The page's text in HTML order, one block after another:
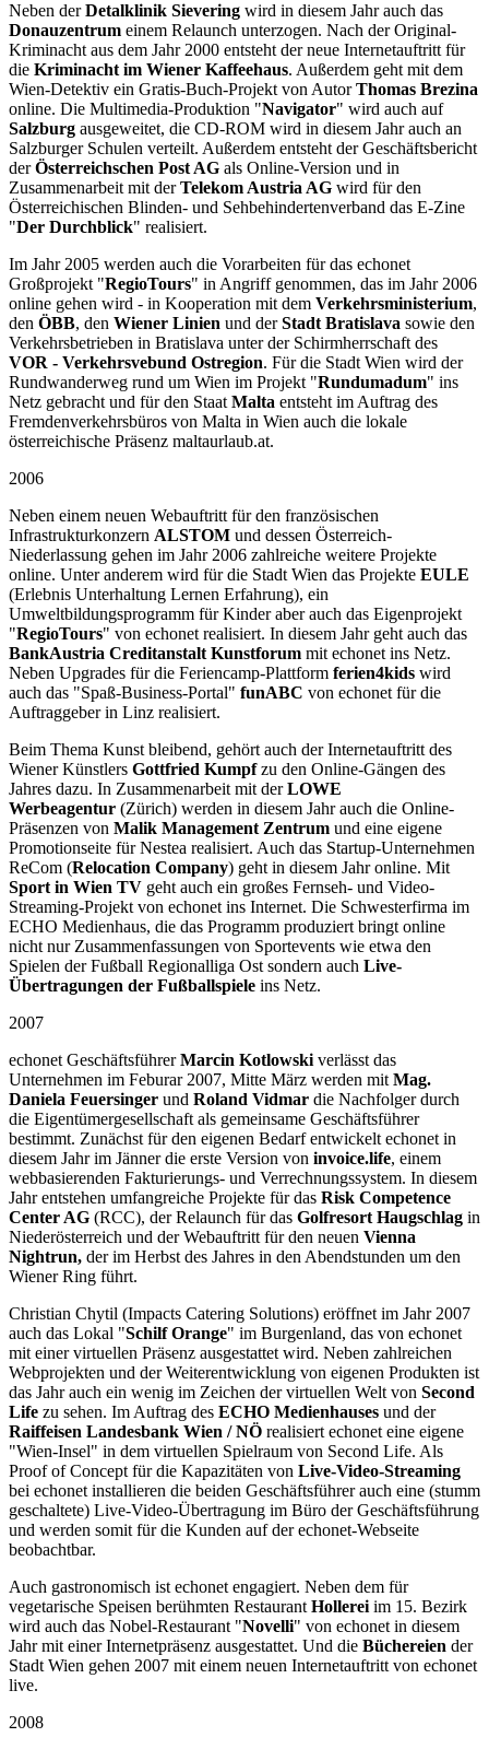
Neben derDetalklinik Sievering wird in diesem Jahr auch das
Donauzentrum einem Relaunch unterzogen. Nach der Original-
Kriminacht aus dem Jahr 2000 entsteht der neue Internetauftritt für
die Kriminacht im Wiener Kaffeehaus. Außerdem geht mit dem
Wien-Detektiv ein Gratis-Buch-Projekt von AutorThomas Brezina
online. Die Multimedia-Produktion "Navigator" wird auch auf
Salzburg ausgeweitet, die CD-ROM wird in diesem Jahr auch an
Salzburger Schulen verteilt. Außerdem entsteht der Geschäftsbericht
derÖsterreichschen Post AG als Online-Version und in
Zusammenarbeit mit derTelekom Austria AG wird für den
Österreichischen Blinden- und Sehbehindertenverband das E-Zine
"Der Durchblick" realisiert.
Im Jahr 2005 werden auch die Vorarbeiten für das echonet
Großprojekt "RegioTours" in Angriff genommen, das im Jahr 2006
online gehen wird - in Kooperation mit dem Verkehrsministerium,
den ÖBB, den Wiener Linien und derStadt Bratislava sowie den
Verkehrsbetrieben in Bratislava unter der Schirmherrschaft des
VOR - Verkehrsvebund Ostregion. Für die Stadt Wien wird der
Rundwanderweg rund um Wien im Projekt "Rundumadum" ins
Netz gebracht und für den Staat Malta entsteht im Auftrag des
Fremdenverkehrsbüros von Malta in Wien auch die lokale
österreichische Präsenz maltaurlaub.at.
2006
Neben einem neuen Webauftritt für den französischen
Infrastrukturkonzern ALSTOM und dessen Österreich-
Niederlassung gehen im Jahr 2006 zahlreiche weitere Projekte
online. Unter anderem wird für die Stadt Wien das Projekte EULE
(Erlebnis Unterhaltung Lernen Erfahrung), ein
Umweltbildungsprogramm für Kinder aber auch das Eigenprojekt
"RegioTours" von echonet realisiert. In diesem Jahr geht auch das
BankAustria Creditanstalt Kunstforum mit echonet ins Netz.
Neben Upgrades für die Feriencamp-Plattform ferien4kids wird
auch das "Spaß-Business-Portal" funABC von echonet für die
Auftraggeber in Linz realisiert.
Beim Thema Kunst bleibend, gehört auch der Internetauftritt des
Wiener Künstlers Gottfried Kumpfzu den Online-Gängen des
Jahres dazu. In Zusammenarbeit mit derLOWE
Werbeagentur (Zürich) werden in diesem Jahr auch die Online-
Präsenzen von Malik Management Zentrum und eine eigene
Promotionseite für Nestea realisiert. Auch das Startup-Unternehmen
ReCom (Relocation Company) geht in diesem Jahr online. Mit
Sport in Wien TV geht auch ein großes Fernseh- und Video-
Streaming-Projekt von echonet ins Internet. Die Schwesterfirma im
ECHO Medienhaus, die das Programm produziert bringt online
nicht nur Zusammenfassungen von Sportevents wie etwa den
Spielen der Fußball Regionalliga Ost sondern auch Live-
Übertragungen der Fußballspiele ins Netz.
2007
echonet GeschäftsführerMarcin Kotlowski verlässt das
Unternehmen im Feburar 2007, Mitte März werden mit Mag.
Daniela Feuersinger und Roland Vidmar die Nachfolger durch
die Eigentümergesellschaft als gemeinsame Geschäftsführer
bestimmt. Zunächst für den eigenen Bedarf entwickelt echonet in
diesem Jahr im Jänner die erste Version von invoice.life, einem
webbasierenden Fakturierungs- und Verrechnungssystem. In diesem
Jahr entstehen umfangreiche Projekte für das Risk Competence
Center AG (RCC), der Relaunch für das Golfresort Haugschlag in
Niederösterreich und der Webauftritt für den neuen Vienna
Nightrun, der im Herbst des Jahres in den Abendstunden um den
Wiener Ring führt.
Christian Chytil (Impacts Catering Solutions) eröffnet im Jahr 2007
auch das Lokal "Schilf Orange" im Burgenland, das von echonet
mit einer virtuellen Präsenz ausgestattet wird. Neben zahlreichen
Webprojekten und der Weiterentwicklung von eigenen Produkten ist
das Jahr auch ein wenig im Zeichen der virtuellen Welt von Second
Life zu sehen. Im Auftrag des ECHO Medienhauses und der
Raiffeisen Landesbank Wien / NÖ realisiert echonet eine eigene
"Wien-Insel" in dem virtuellen Spielraum von Second Life. Als
Proof of Concept für die Kapazitäten von Live-Video-Streaming
bei echonet installieren die beiden Geschäftsführer auch eine (stumm
geschaltete) Live-Video-Übertragung im Büro der Geschäftsführung
und werden somit für die Kunden auf der echonet-Webseite
beobachtbar.
Auch gastronomisch ist echonet engagiert. Neben dem für
vegetarische Speisen berühmten Restaurant Hollerei im 15. Bezirk
wird auch das Nobel-Restaurant "Novelli" von echonet in diesem
Jahr mit einer Internetpräsenz ausgestattet. Und die Büchereien der
Stadt Wien gehen 2007 mit einem neuen Internetauftritt von echonet
live.
2008